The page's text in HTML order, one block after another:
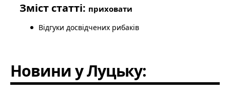
Зміст статті: приховати
Відгуки досвідчених рибаків
Новини у Луцьку: